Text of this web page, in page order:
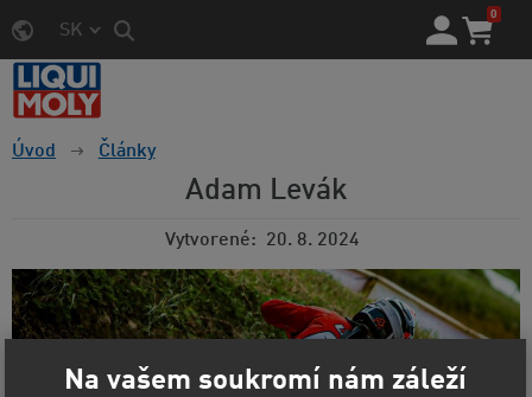
SK
0
Úvod Články
Adam Levák
Vytvorené 20. 8. 2024
Na vašem soukromí nám záleží